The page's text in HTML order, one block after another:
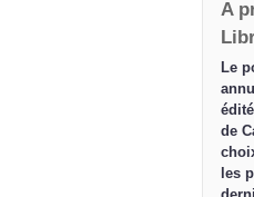
A
Le
de
les